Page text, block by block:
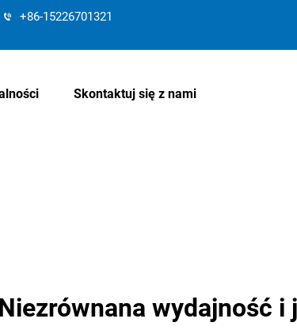
+86-15226701321
Skontaktuj się z nami
Niezrównana wydajność i